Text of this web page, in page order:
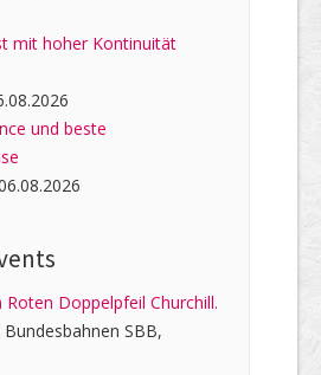
mit hoher Kontinuität
und beste
Doppelpfeil Churchill.
SBB,